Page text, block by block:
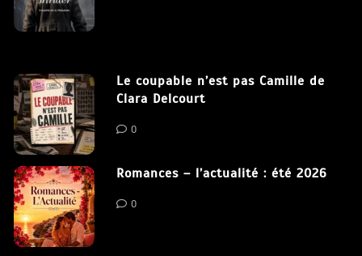
Le coupable n’est pas Camille de
Clara Delcourt
0
Romances – l’actualité : été 2026
0